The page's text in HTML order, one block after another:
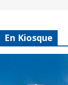
En Kiosque